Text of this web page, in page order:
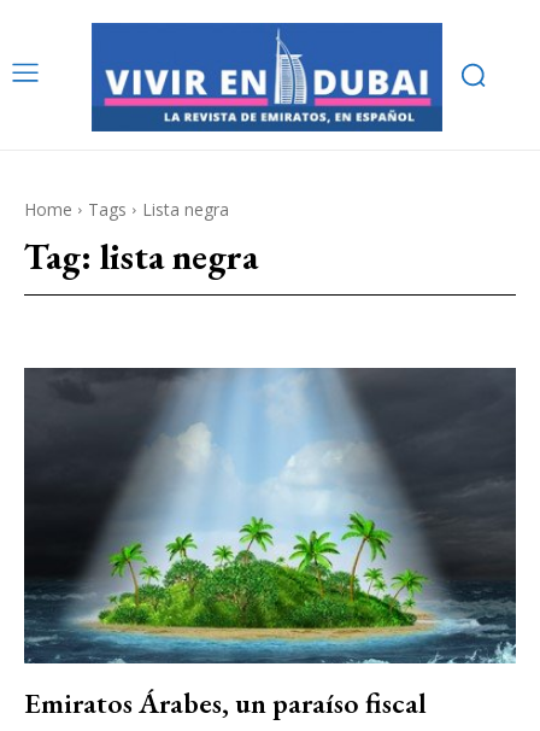
Home Tags Lista negra
Tag: lista negra
Emiratos Árabes, un paraíso fiscal